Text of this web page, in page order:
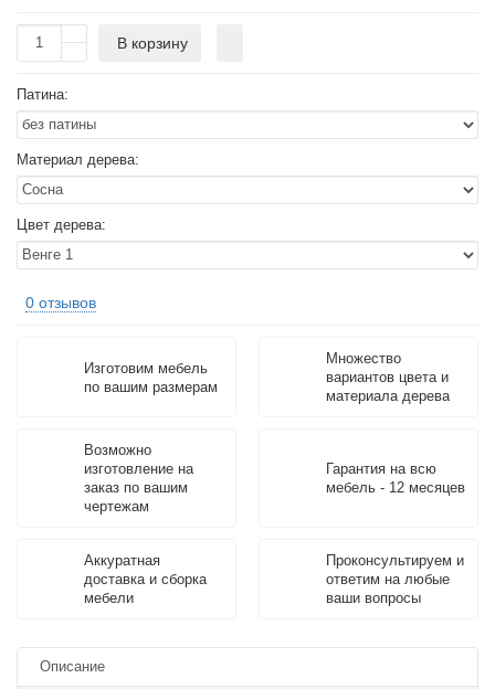
В корзину
Патина:
Материал дерева:
Цвет дерева:
0 отзывов
Изготовим мебель
по вашим размерам
Множество
вариантов цвета и
материала дерева
Возможно
изготовление на
заказ по вашим
чертежам
Гарантия на всю
мебель - 12 месяцев
Аккуратная
доставка и сборка
мебели
Проконсультируем и
ответим на любые
ваши вопросы
Описание